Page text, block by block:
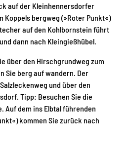
auf der Kleinhennersdorfer
Koppels bergweg (»Roter Punkt«)
auf den Kohlbornstein führt
dann nach Kleingießhübel.
über den Hirschgrundweg zum
Sie berg auf wandern. Der
und über den
Tipp: Besuchen Sie die
Auf dem ins Elbtal führenden
kommen Sie zurück nach